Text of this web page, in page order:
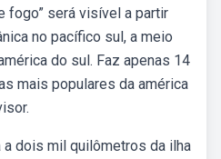
fogo” será visível a partir
no pacífico sul, a meio
do sul. Faz apenas 14
mais populares da américa
dois mil quilômetros da ilha